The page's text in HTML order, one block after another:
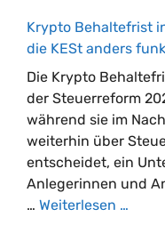
Krypto Behaltefrist
die KESt anders
Die Krypto
der Steuerreform
während sie im
weiterhin über
entscheidet, ein
Anlegerinnen und
… Weiterlesen …